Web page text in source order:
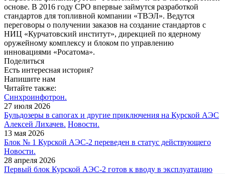
основе. В 2016 году СРО впервые займутся разработкой
стандартов для топливной компании «ТВЭЛ». Ведутся
переговоры о получении заказов на создание стандартов с
НИЦ «Курчатовский институт», дирекцией по ядерному
оружейному комплексу и блоком по управлению
инновациями «Росатома».
Поделиться
Есть интересная история?
Напишите нам
Читайте также:
Синхроинфотрон.
27 июля 2026
Бульдозеры в сапогах и другие приключения на Курской АЭС
Алексей Лихачев. Новости.
13 мая 2026
Блок № 1 Курской АЭС‑2 переведен в статус действующего
Новости.
28 апреля 2026
Первый блок Курской АЭС-2 готов к вводу в эксплуатацию